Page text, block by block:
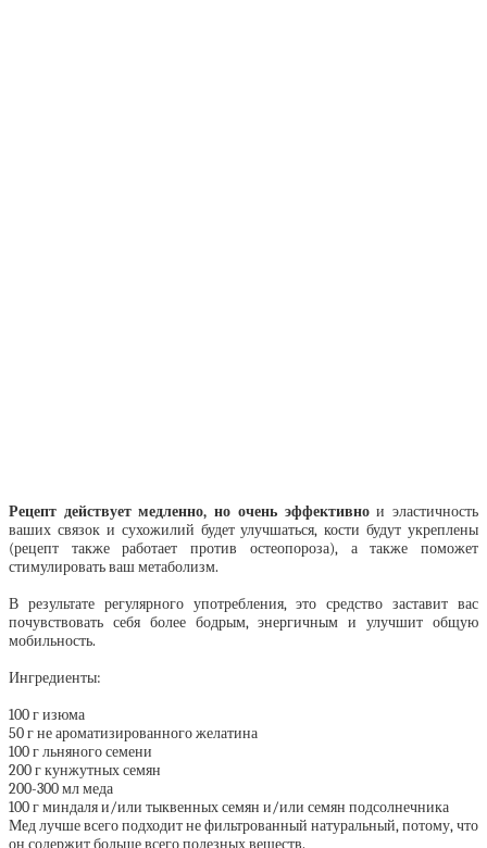
Рецепт действует медленно, но очень эффективнои эластичность
ваших связок и сухожилий будет улучшаться, кости будут укреплены
(рецепт также работает против остеопороза), а также поможет
стимулировать ваш метаболизм.
В результате регулярного употребления, это средство заставит вас
почувствовать себя более бодрым, энергичным и улучшит общую
мобильность.
Ингредиенты:
100 г изюма
50 г не ароматизированного желатина
100 г льняного семени
200 г кунжутных семян
200-300 мл меда
100 г миндаля и/или тыквенных семян и/или семян подсолнечника
Мед лучше всего подходит не фильтрованный натуральный, потому, что
он содержит больше всего полезных веществ.